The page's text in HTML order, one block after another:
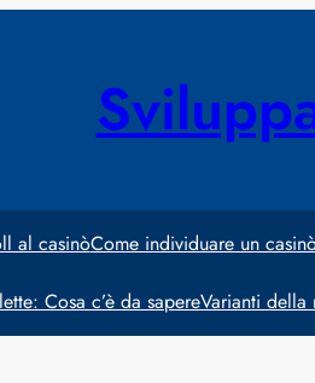
al casinòCome individuare un
Cosa c’è da sapereVarianti della